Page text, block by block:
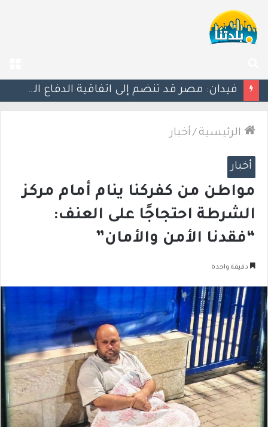
عن
الرئيسية / أخبار
أخبار
مواطن من كفركنا ينام أمام مركز
الشرطة احتجاجًا على العنف:
“فقدنا الأمن والأمان”
دقيقة واحدة